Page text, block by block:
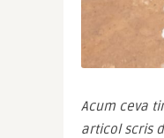
Acum ceva
articol scris